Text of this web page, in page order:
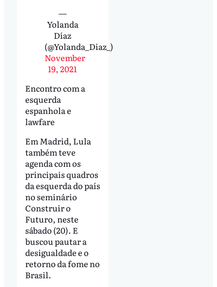
—
Yolanda
Díaz
(@Yolanda_Diaz_)
November
19, 2021
Encontro com a
esquerda
espanhola e
lawfare
Em Madrid, Lula
também teve
agenda com os
principais quadros
da esquerda do país
no seminário
Construir o
Futuro, neste
sábado (20). E
buscou pautar a
desigualdade e o
retorno da fome no
Brasil.